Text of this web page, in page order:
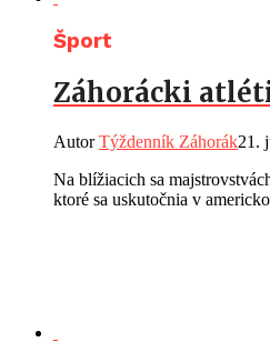
Šport
Záhorácki
AutorTýždenník Záhorák21.
Na blížiacich sa
ktoré sa uskutočnia v